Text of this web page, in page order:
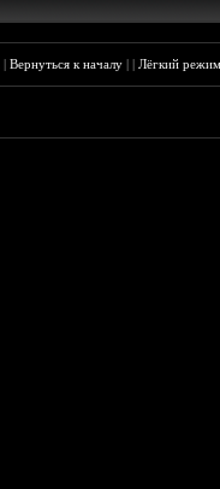
|Вернуться к началу ||Лёгкий